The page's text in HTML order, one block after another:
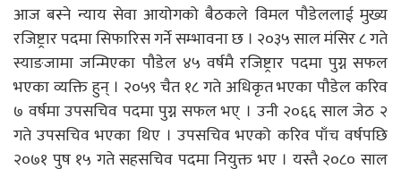
आज बस्ने न्याय सेवा आयोगको बैठकले विमल पौडेललाई मुख्य
रजिष्ट्रार पदमा सिफारिस गर्ने सम्भावना छ । २०३५ साल मंसिर ८ गते
स्याङजामा जन्मिएका पौडेल ४५ वर्षमै रजिष्ट्रार पदमा पुग्न सफल
भएका व्यक्ति हुन् । २०५९ चैत १८ गते अधिकृत भएका पौडेल करिव
७ वर्षमा उपसचिव पदमा पुग्न सफल भए् । उनी २०६६ साल जेठ २
गते उपसचिव भएका थिए । उपसचिव भएको करिव पाँच वर्षपछि
२०७१ पुष १५ गते सहसचिव पदमा नियुक्त भए । यस्तै २०८० साल